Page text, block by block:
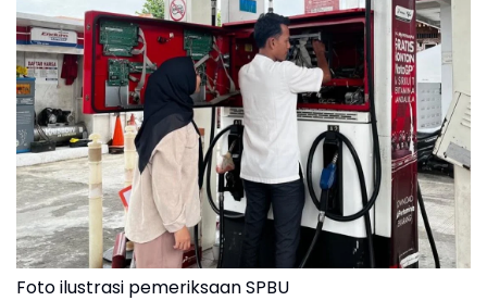
Foto ilustrasi pemeriksaan SPBU